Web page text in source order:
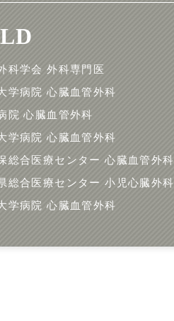
科学会 外科専門医
学病院 心臓血管外科
院 心臓血管外科
学病院 心臓血管外科
総合医療センター 心臓血管外科
総合医療センター 小児心臓外科
学病院 心臓血管外科